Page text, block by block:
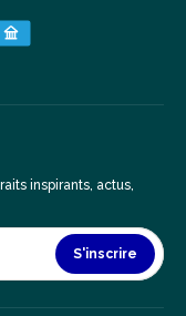
inspirants, actus,
S'inscrire